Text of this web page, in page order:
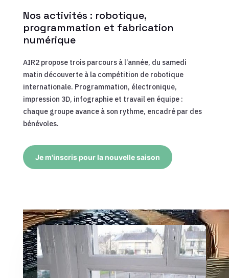
Nos activités : robotique,
programmation et fabrication
numérique
AIR2 propose trois parcours à l’année, du samedi
matin découverte à la compétition de robotique
internationale. Programmation, électronique,
impression 3D, infographie et travail en équipe :
chaque groupe avance à son rythme, encadré par des
bénévoles.
Je m'inscris pour la nouvelle saison